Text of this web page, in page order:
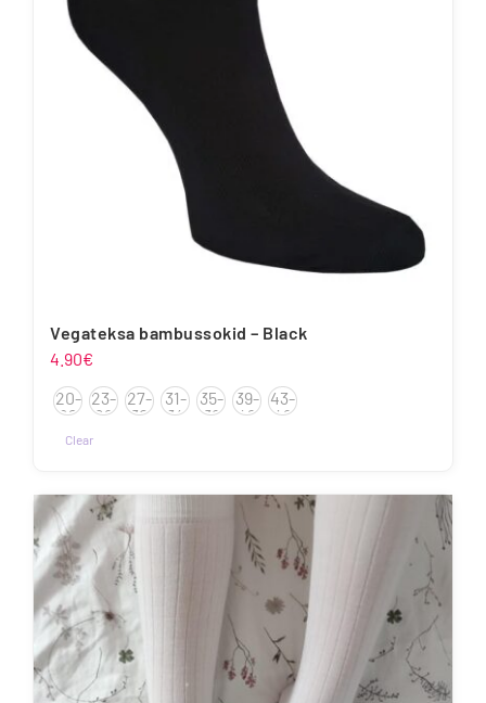
saab
teha
tootelehel.
Vegateksa bambussokid – Black
4.90€
20-
22
23-
26
27-
30
31-
34
35-
38
39-
42
43-
46
Clear
tootel
on
mitu
varianti.
Valikuid
saab
teha
tootelehel.